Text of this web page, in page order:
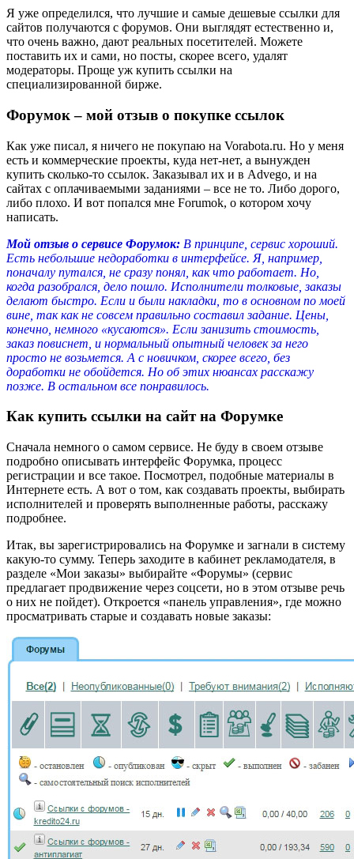
Я уже определился, что лучшие и самые дешевые ссылки для
сайтов получаются с форумов. Они выглядят естественно и,
что очень важно, дают реальных посетителей. Можете
поставить их и сами, но посты, скорее всего, удалят
модераторы. Проще уж купить ссылки на
специализированной бирже.
Форумок – мой отзыв о покупке ссылок
Как уже писал, я ничего не покупаю на Vorabota.ru. Но у меня
есть и коммерческие проекты, куда нет-нет, а вынужден
купить сколько-то ссылок. Заказывал их и в Advego, и на
сайтах с оплачиваемыми заданиями – все не то. Либо дорого,
либо плохо. И вот попался мне Forumok, о котором хочу
написать.
Мой отзыв о сервисе Форумок: В принципе, сервис хороший.
Есть небольшие недоработки в интерфейсе. Я, например,
поначалу путался, не сразу понял, как что работает. Но,
когда разобрался, дело пошло. Исполнители толковые, заказы
делают быстро. Если и были накладки, то в основном по моей
вине, так как не совсем правильно составил задание. Цены,
конечно, немного «кусаются». Если занизить стоимость,
заказ повиснет, и нормальный опытный человек за него
просто не возьмется. А с новичком, скорее всего, без
доработки не обойдется. Но об этих нюансах расскажу
позже. В остальном все понравилось.
Как купить ссылки на сайт на Форумке
Сначала немного о самом сервисе. Не буду в своем отзыве
подробно описывать интерфейс Форумка, процесс
регистрации и все такое. Посмотрел, подобные материалы в
Интернете есть. А вот о том, как создавать проекты, выбирать
исполнителей и проверять выполненные работы, расскажу
подробнее.
Итак, вы зарегистрировались на Форумке и загнали в систему
какую-то сумму. Теперь заходите в кабинет рекламодателя, в
разделе «Мои заказы» выбирайте «Форумы» (сервис
предлагает продвижение через соцсети, но в этом отзыве речь
о них не пойдет). Откроется «панель управления», где можно
просматривать старые и создавать новые заказы: